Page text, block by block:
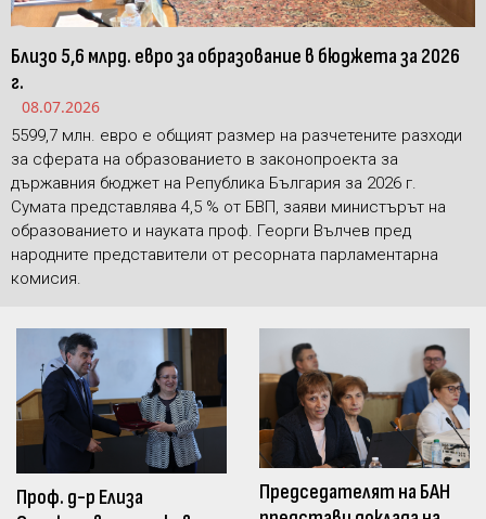
Близо 5,6 млрд. евро за образование в бюджета за 2026
г.
08.07.2026
5599,7 млн. евро е общият размер на разчетените разходи
за сферата на образованието в законопроекта за
държавния бюджет на Република България за 2026 г.
Сумата представлява 4,5 % от БВП, заяви министърът на
образованието и науката проф. Георги Вълчев пред
народните представители от ресорната парламентарна
комисия.
Проф. д-р Елиза
Председателят на БАН